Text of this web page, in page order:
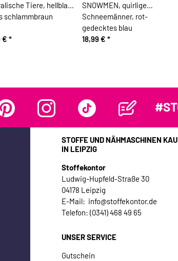
Tiere, hellblau-
schlammbraun
€ *
SNOWMEN, quirlige
Schneemänner, rot-
gedecktes blau
18,99 € *
STOFFE UND NÄHMASCHINEN
IN LEIPZIG
Stoffekontor
Ludwig-Hupfeld-Straße 30
04178 Leipzig
E-Mail: info@stoffekontor.de
Telefon: (0341) 468 49 65
UNSER SERVICE
Gutschein